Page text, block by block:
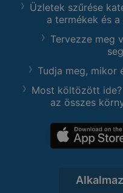
Üzletek szűrése
a termékek és
Tervezze meg
Tudja meg, mikor
Most költözött
az összes